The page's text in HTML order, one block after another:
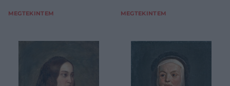
MEGTEKINTEM MEGTEKINTEM